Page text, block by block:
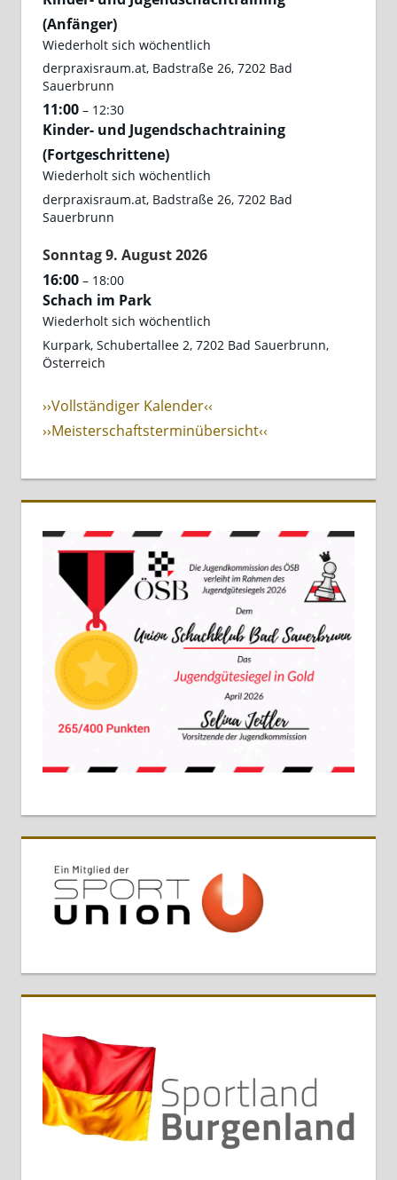
(Anfänger)
Wiederholt sich wöchentlich
derpraxisraum.at, Badstraße 26, 7202 Bad
Sauerbrunn
11:00 – 12:30
Kinder- und Jugendschachtraining
(Fortgeschrittene)
Wiederholt sich wöchentlich
derpraxisraum.at, Badstraße 26, 7202 Bad
Sauerbrunn
Sonntag9. August2026
16:00 – 18:00
Schach im Park
Wiederholt sich wöchentlich
Kurpark, Schubertallee 2, 7202 Bad Sauerbrunn,
Österreich
››Vollständiger Kalender‹‹
››Meisterschaftsterminübersicht‹‹